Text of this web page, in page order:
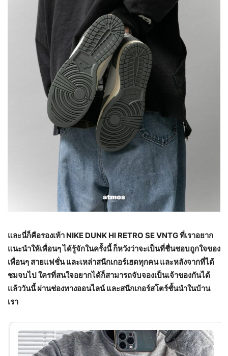
และนี่ก็คือรองเท้า NIKE DUNK HI RETRO SE VNTGที่เราอยาก
แนะนำให้เพื่อนๆ ได้รู้จักในครั้งนี้ ก็หวังว่าจะเป็นที่ชื่นชอบถูกใจของ
เพื่อนๆ สายแฟชั่น และเหล่าสนีกเกอร์เฮดทุกคน และหลังจากที่ได้
ชมจบไป ใครที่สนใจอยากได้ก็สามารถจับจองเป็นเจ้าของกันได้
แล้ววันนี้ ผ่านช่องทางออนไลน์ และสนีกเกอร์สโตร์ชั้นนำในบ้าน
เรา